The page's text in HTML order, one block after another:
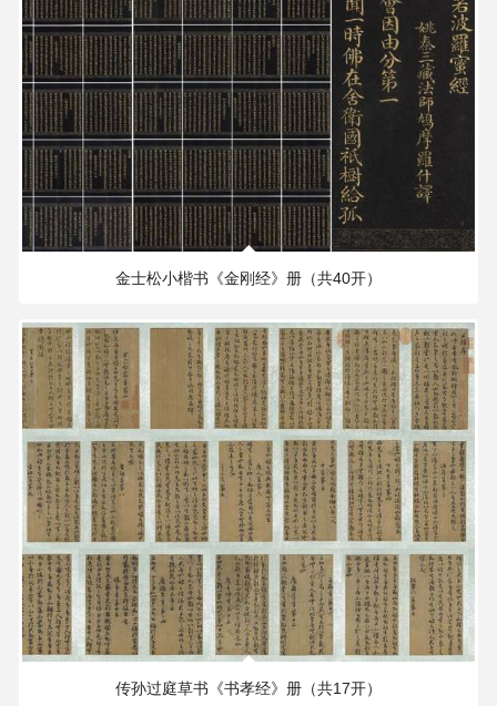
金士松小楷书《金刚经》册（共40开）
传孙过庭草书《书孝经》册（共17开）
143.44 MB 2412×2136 PX
514.40 MB 4134×3408 PX